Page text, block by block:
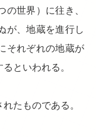
の世界）に往き、
が、地蔵を進行し
それぞれの地蔵が
といわれる。
たものである。